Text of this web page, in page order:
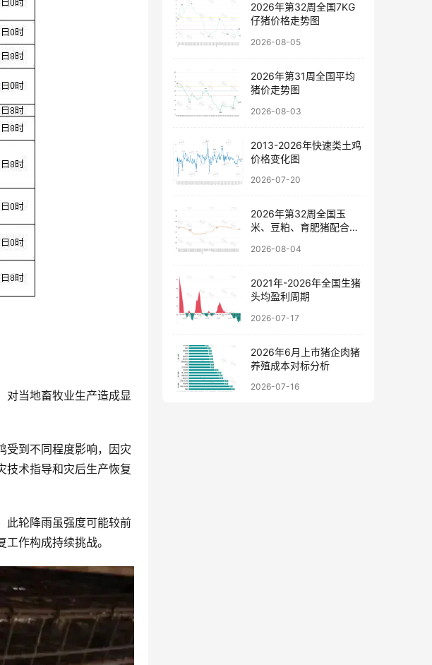
对当地畜牧业生产造成显
受到不同程度影响，因灾
技术指导和灾后生产恢复
此轮降雨虽强度可能较前
作构成持续挑战。
2026年第32周全国7KG
仔猪价格走势图
2026-08-05
2026年第31周全国平均
猪价走势图
2026-08-03
2013-2026年快速类土鸡
价格变化图
2026-07-20
2026年第32周全国玉
米、豆粕、育肥猪配合饲
2026-08-04
2021年-2026年全国生猪
头均盈利周期
2026-07-17
2026年6月上市猪企肉猪
养殖成本对标分析
2026-07-16